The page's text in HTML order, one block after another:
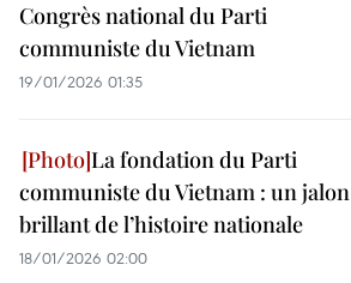
Congrès national du Parti
communiste du Vietnam
19/01/2026 01:35
La fondation du Parti
communiste du Vietnam : un jalon
brillant de l’histoire nationale
18/01/2026 02:00